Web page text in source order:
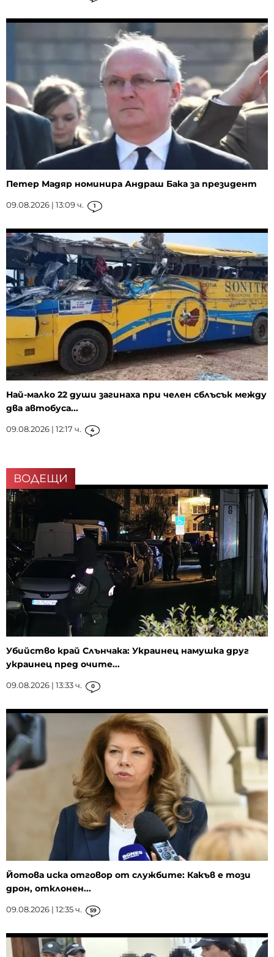
Петер Мадяр номинира Андраш Бака за президент
09.08.2026 | 13:09 ч. 1
Най-малко 22 души загинаха при челен сблъсък между
два автобуса...
09.08.2026 | 12:17 ч. 4
ВОДЕЩИ
Убийство край Слънчака: Украинец намушка друг
украинец пред очите...
09.08.2026 | 13:33 ч. 0
Йотова иска отговор от службите: Какъв е този
дрон, отклонен...
09.08.2026 | 12:35 ч. 59